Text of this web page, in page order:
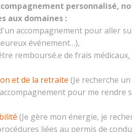
personnalisé,
aux domaines :
accompagnement pour aller
événement…),
remboursé.e de frais
et de la retraite (Je recherche
pour me rendre
(Je gère mon énergie, je
liées au permis de